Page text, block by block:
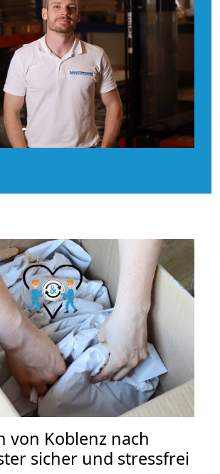
von Koblenz nach
sicher und stressfrei